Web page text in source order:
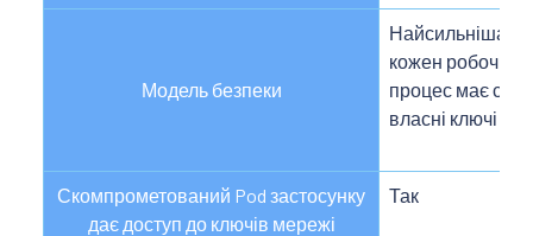
Модель безпеки
Найсильніша:
кожен робочий
процес має свої
власні ключі
Скомпрометований Pod застосунку
дає доступ до ключів мережі
Так